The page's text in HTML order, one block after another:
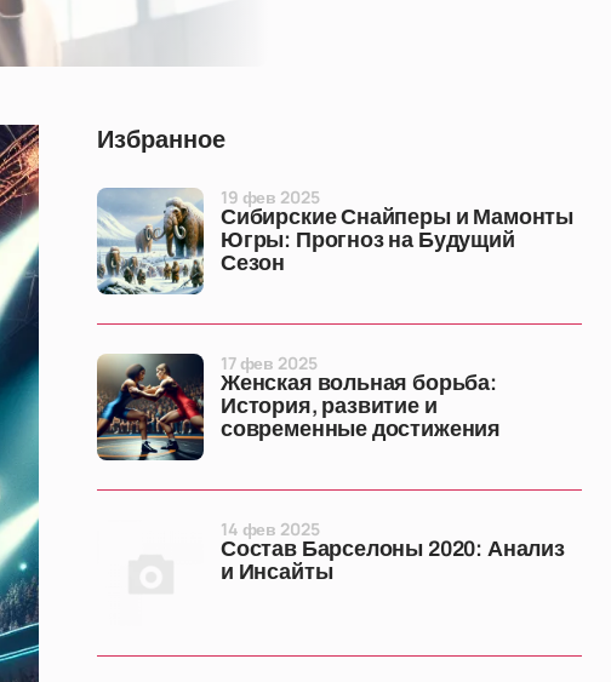
Избранное
Сибирские Снайперы и Мамонты
Югры: Прогноз на Будущий
Сезон
19 фев 2025
Женская вольная борьба:
История, развитие и
современные достижения
17 фев 2025
Состав Барселоны 2020: Анализ
и Инсайты
14 фев 2025